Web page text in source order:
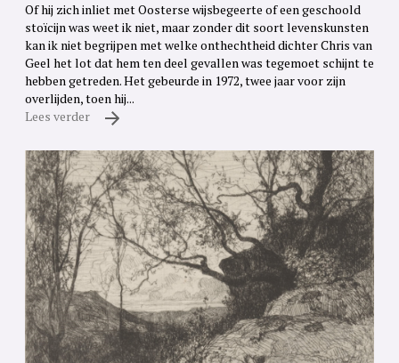
Of hij zich inliet met Oosterse wijsbegeerte of een geschoold
stoïcijn was weet ik niet, maar zonder dit soort levenskunsten
kan ik niet begrijpen met welke onthechtheid dichter Chris van
Geel het lot dat hem ten deel gevallen was tegemoet schijnt te
hebben getreden. Het gebeurde in 1972, twee jaar voor zijn
overlijden, toen hij...
Lees verder